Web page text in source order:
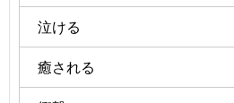
泣ける
癒される